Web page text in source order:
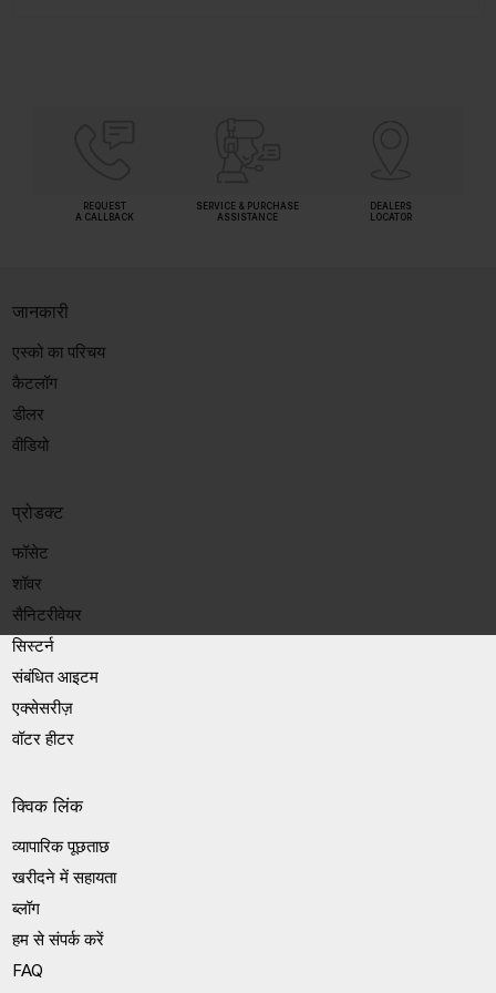
REQUEST
A CALLBACK
SERVICE & PURCHASE
ASSISTANCE
DEALERS
LOCATOR
जानकारी
एस्को का परिचय
कैटलॉग
डीलर
वीडियो
प्रोडक्ट
फॉसेट
शॉवर
सैनिटरीवेयर
सिस्टर्न
संबंधित आइटम
एक्सेसरीज़
वॉटर हीटर
क्विक लिंक
व्यापारिक पूछताछ
खरीदने में सहायता
ब्लॉग
हम से संपर्क करें
FAQ